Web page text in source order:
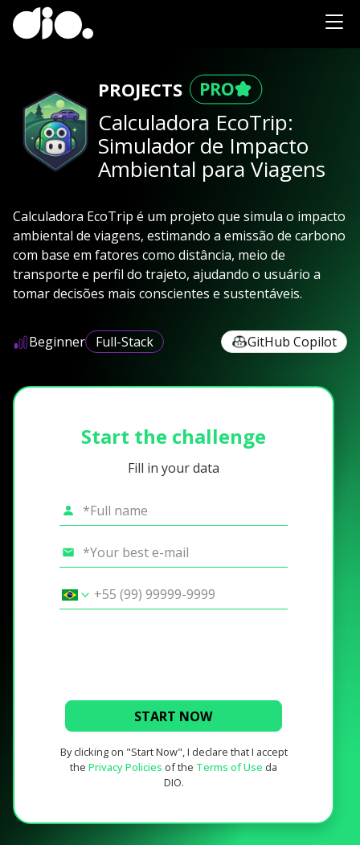
PROJECTS
Calculadora EcoTrip:
Simulador de Impacto
Ambiental para Viagens
Calculadora EcoTrip é um projeto que simula o impacto
ambiental de viagens, estimando a emissão de carbono
com base em fatores como distância, meio de
transporte e perfil do trajeto, ajudando o usuário a
tomar decisões mais conscientes e sustentáveis.
Beginner Full-Stack GitHub Copilot
Start the challenge
Fill in your data
START NOW
By clicking on "Start Now", I declare that I accept
the Privacy Policies of the Terms of Use da
DIO.